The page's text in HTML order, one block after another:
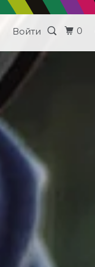
Войти 0